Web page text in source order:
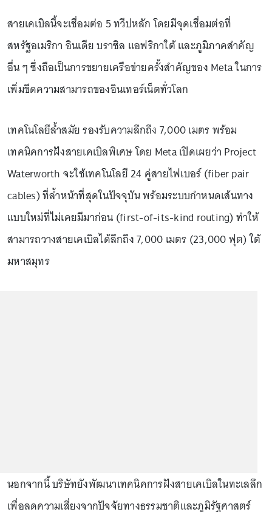
สายเคเบิลนี้จะเชื่อมต่อ 5 ทวีปหลัก โดยมีจุดเชื่อมต่อที่
สหรัฐอเมริกา อินเดีย บราซิล แอฟริกาใต้ และภูมิภาคสำคัญ
อื่น ๆ ซึ่งถือเป็นการขยายเครือข่ายครั้งสำคัญของ Meta ในการ
เพิ่มขีดความสามารถของอินเทอร์เน็ตทั่วโลก
เทคโนโลยีล้ำสมัย รองรับความลึกถึง 7,000 เมตร พร้อม
เทคนิคการฝังสายเคเบิลพิเศษ โดย Meta เปิดเผยว่า Project
Waterworth จะใช้เทคโนโลยี 24 คู่สายไฟเบอร์ (fiber pair
cables) ที่ล้ำหน้าที่สุดในปัจจุบัน พร้อมระบบกำหนดเส้นทาง
แบบใหม่ที่ไม่เคยมีมาก่อน (first-of-its-kind routing) ทำให้
สามารถวางสายเคเบิลได้ลึกถึง 7,000 เมตร (23,000 ฟุต) ใต้
มหาสมุทร
นอกจากนี้ บริษัทยังพัฒนาเทคนิคการฝังสายเคเบิลในทะเลลึก
เพื่อลดความเสี่ยงจากปัจจัยทางธรรมชาติและภูมิรัฐศาสตร์